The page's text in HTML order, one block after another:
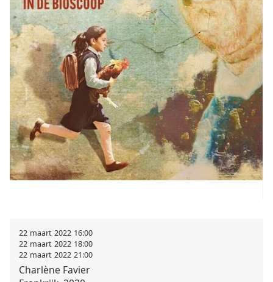
22 maart 2022 16:00
22 maart 2022 18:00
22 maart 2022 21:00
Charlène Favier